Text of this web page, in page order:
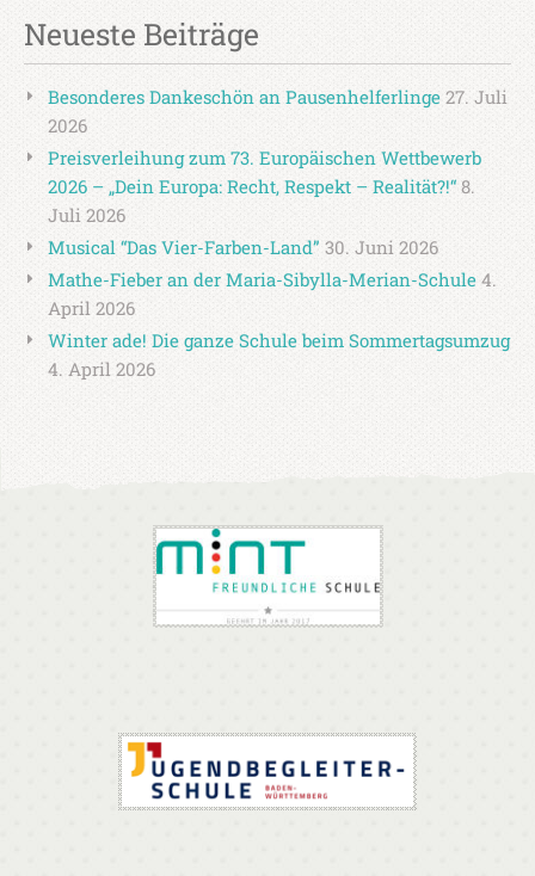
Neueste Beiträge
Besonderes Dankeschön an Pausenhelferlinge 27. Juli
2026
Preisverleihung zum 73. Europäischen Wettbewerb
2026 – „Dein Europa: Recht, Respekt – Realität?!“ 8.
Juli 2026
Musical “Das Vier-Farben-Land” 30. Juni 2026
Mathe-Fieber an der Maria-Sibylla-Merian-Schule 4.
April 2026
Winter ade! Die ganze Schule beim Sommertagsumzug
4. April 2026